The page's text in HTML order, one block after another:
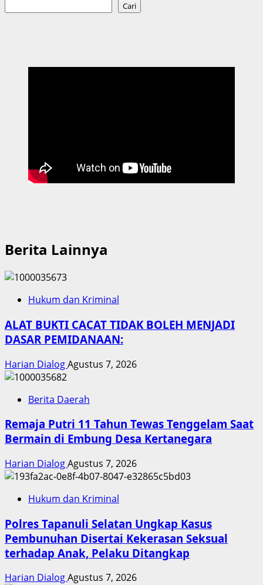
Cari
Berita Lainnya
Hukum dan Kriminal
ALAT BUKTI CACAT TIDAK BOLEH MENJADI
DASAR PEMIDANAAN:
Harian DialogAgustus 7, 2026
Berita Daerah
Remaja Putri 11 Tahun Tewas Tenggelam Saat
Bermain di Embung Desa Kertanegara
Harian DialogAgustus 7, 2026
Hukum dan Kriminal
Polres Tapanuli Selatan Ungkap Kasus
Pembunuhan Disertai Kekerasan Seksual
terhadap Anak, Pelaku Ditangkap
Harian DialogAgustus 7, 2026